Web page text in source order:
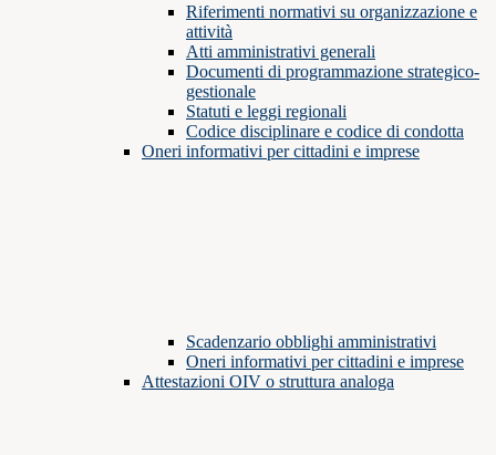
Riferimenti normativi su organizzazione e
attività
Atti amministrativi generali
Documenti di programmazione strategico-
gestionale
Statuti e leggi regionali
Codice disciplinare e codice di condotta
Oneri informativi per cittadini e imprese
Scadenzario obblighi amministrativi
Oneri informativi per cittadini e imprese
Attestazioni OIV o struttura analoga